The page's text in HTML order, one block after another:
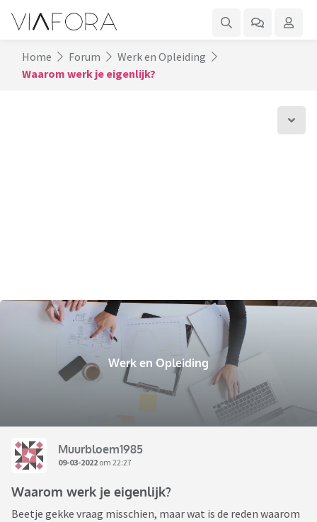
Home Forum
Werk en Opleiding
Waarom werk je eigenlijk?
Werk en Opleiding
Muurbloem1985
09-03-2022 om 22:27
Waarom werk je eigenlijk?
Beetje gekke vraag misschien, maar wat is de reden waarom